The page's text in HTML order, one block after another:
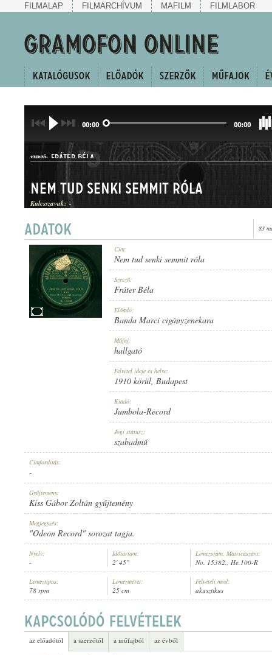
FILMALAP FILMARCHÍVUM MAFILM FILMLABOR
00:00 00:00
BANDA MARCI CIGÁNYZENEKARA
SZERZŐ: FRÁTER BÉLA
HALLGATÓ
LEMEZSZÁM:
Nem tud senki semmit róla
Kulcsszavak: -
83
Cím:
Nem tud senki semmit róla
Szerző:
Fráter Béla
Előadó:
Banda Marci cigányzenekara
Műfaj:
hallgató
Felvétel ideje és helye:
1910 körül, Budapest
Kiadó:
Jumbola-Record
Jogi státusz:
szabadmű
Címfordítás:
-
Gyűjtemény:
Kiss Gábor Zoltán gyűjtemény
Megjegyzés:
"Odeon Record" sorozat tagja.
Nyelv:
-
Időtartam:
2' 45"
Lemezszám, Matricaszám:
No. 15382., He.100-R
Lemeztípus:
78 rpm
Lemezméret:
25 cm
Felvételi mód:
akusztikus
az előadótól a szerzőtől a műfajból az évből